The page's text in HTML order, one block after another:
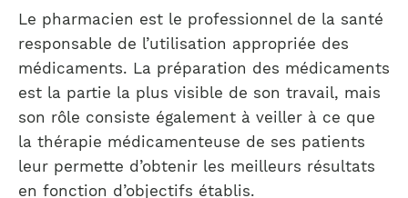
Le pharmacien est le professionnel de la santé
responsable de l’utilisation appropriée des
médicaments. La préparation des médicaments
est la partie la plus visible de son travail, mais
son rôle consiste également à veiller à ce que
la thérapie médicamenteuse de ses patients
leur permette d’obtenir les meilleurs résultats
en fonction d’objectifs établis.